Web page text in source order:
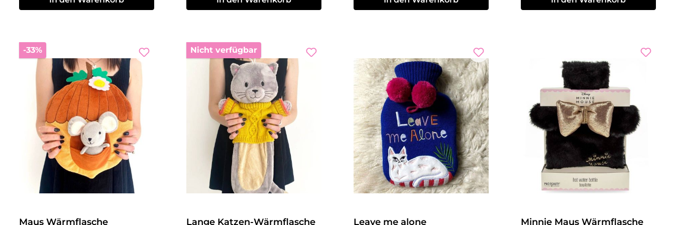
-33%Rabatt
Maus Wärmflasche
Nicht verfügbar
Lange Katzen-Wärmflasche Leave me alone Minnie Maus Wärmflasche